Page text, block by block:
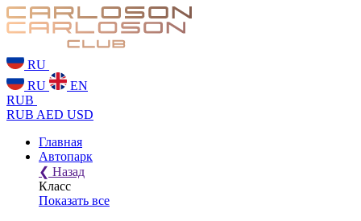
RU
RU
EN
RUB
RUB AED USD
Главная
Автопарк
❮ Назад
Класс
Показать все